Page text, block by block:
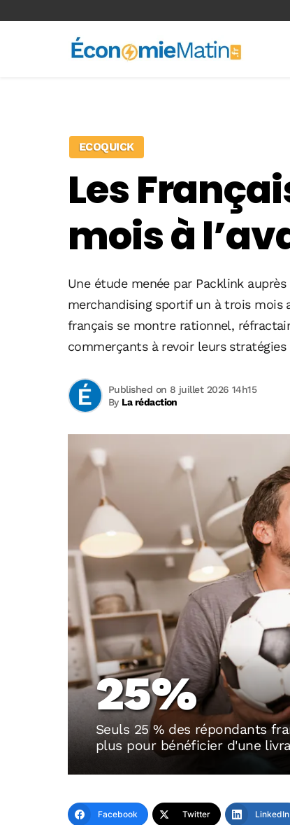
ECOQUICK
Les
mois à
Une étude menée par Packlink
merchandising sportif un à trois mois
français se montre rationnel,
commerçants à revoir leurs stratégies
By La rédaction
Published on 8 juillet 2026 14h15
25%
Seuls 25 % des répondants
plus pour bénéficier d'une
Facebook Twitter LinkedIn